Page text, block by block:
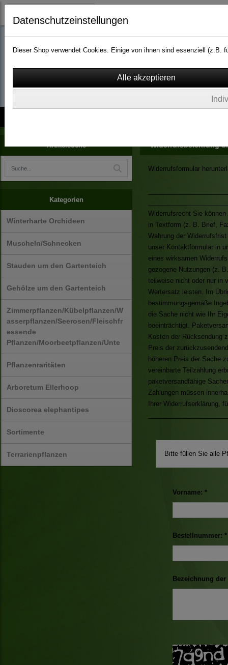
wassergarten-
Artikelsuche
Kategorien
Winterharte Orchideen
Muscheln/Schnecken
Stauden um den Gartenteich
Gehölze um den Gartenteich
Zimmerpflanzen/Kübelpflanzen/W
asserpflanzen/Seerosen/Fleischfr
essende
Pflanzen/Moorbeetpflanzen/Unte
Pflanzenraritäten
Arboretum Ellerhoop
Dioscorea elephantipes
Sortimente
Terrarienpflanzen
Widerrufsbelehrung
Widerrufsformular
Widerrufsrecht Sie
in Textform (z. B. Brief,
Wahrung der
unser Kontaktformular in
eines wirksamen
gezogene Nutzungen (z.
teilweise nicht oder nur in
Wertersatz leisten. Im
bestimmungsgemäße
die Sache nicht wie Ihr
beeinträchtigt.
Kosten der Rücksendung
Preis der
höheren Preis der Sache
vereinbarte Teilzahlung
paketversandfähige
Zahlungen müssen
Ihrer Widerrufserklärung,
Bitte füllen Sie alle
Vorname: *
Bestellnummer: *
Bezeichnung
Datenschutzeinstellungen
Dieser Shop verwendet Cookies. Einige von ihnen sind essenziell (z.B.